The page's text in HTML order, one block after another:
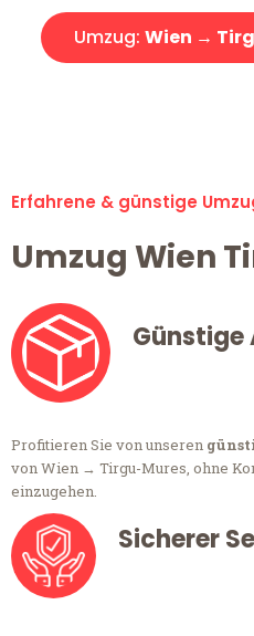
Umzug: Wien →
Erfahrene & günstige
Umzug Wien
Günstige
Profitieren Sie von unseren
von Wien → Tirgu-Mures, ohne
einzugehen.
Sicherer